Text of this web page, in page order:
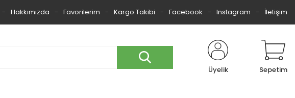
Hakkımızda Favorilerim Kargo Takibi Facebook Instagram İletişim
Üyelik Sepetim